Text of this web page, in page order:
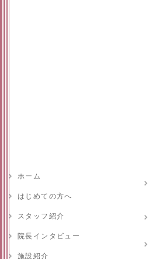
ホーム
はじめての方へ
スタッフ紹介
院長インタビュー
施設紹介